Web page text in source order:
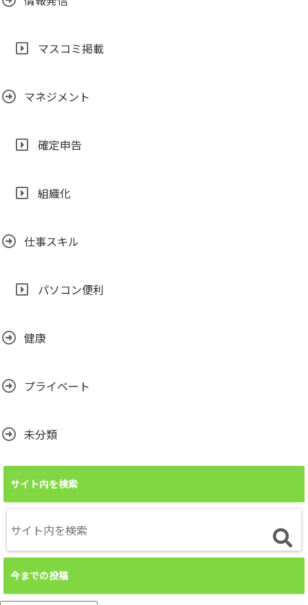
マスコミ掲載
マネジメント
確定申告
組織化
仕事スキル
パソコン便利
健康
プライベート
未分類
サイト内を検索
今までの投稿